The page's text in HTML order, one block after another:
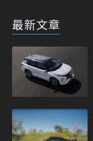
最新文章